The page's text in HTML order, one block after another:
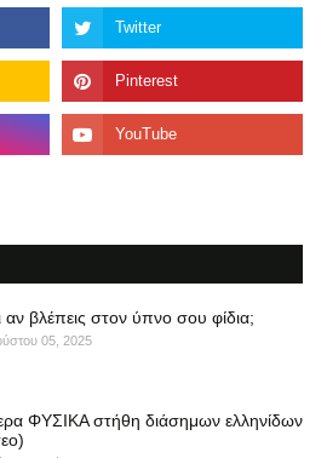
αν βλέπεις στον ύπνο σου φίδια;
05, 2025
ΦΥΣΙΚΑ στήθη διάσημων ελληνίδων